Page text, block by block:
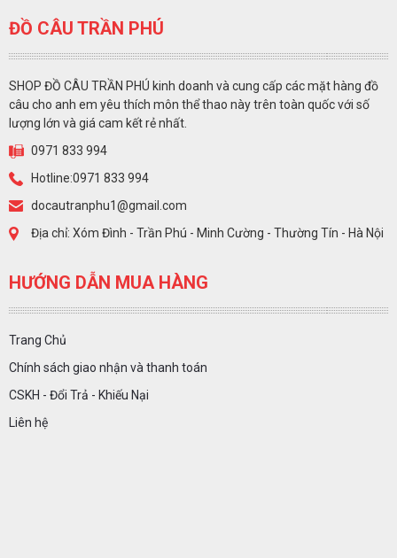
ĐỒ CÂU TRẦN PHÚ
SHOP ĐỒ CÂU TRẦN PHÚ kinh doanh và cung cấp các mặt hàng đồ
câu cho anh em yêu thích môn thể thao này trên toàn quốc với số
lượng lớn và giá cam kết rẻ nhất.
0971 833 994
Hotline:0971 833 994
docautranphu1@gmail.com
Địa chỉ: Xóm Đình - Trần Phú - Minh Cường - Thường Tín - Hà Nội
HƯỚNG DẪN MUA HÀNG
Trang Chủ
Chính sách giao nhận và thanh toán
CSKH - Đổi Trả - Khiếu Nại
Liên hệ